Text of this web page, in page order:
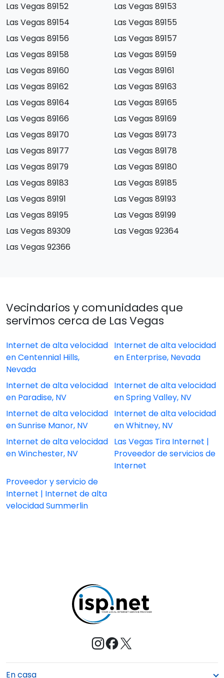
Las Vegas 89152
Las Vegas 89153
Las Vegas 89154
Las Vegas 89155
Las Vegas 89156
Las Vegas 89157
Las Vegas 89158
Las Vegas 89159
Las Vegas 89160
Las Vegas 89161
Las Vegas 89162
Las Vegas 89163
Las Vegas 89164
Las Vegas 89165
Las Vegas 89166
Las Vegas 89169
Las Vegas 89170
Las Vegas 89173
Las Vegas 89177
Las Vegas 89178
Las Vegas 89179
Las Vegas 89180
Las Vegas 89183
Las Vegas 89185
Las Vegas 89191
Las Vegas 89193
Las Vegas 89195
Las Vegas 89199
Las Vegas 89309
Las Vegas 92364
Las Vegas 92366
Vecindarios y comunidades que
servimos cerca de Las Vegas
Internet de alta velocidad
en Centennial Hills,
Nevada
Internet de alta velocidad
en Enterprise, Nevada
Internet de alta velocidad
en Paradise, NV
Internet de alta velocidad
en Spring Valley, NV
Internet de alta velocidad
en Sunrise Manor, NV
Internet de alta velocidad
en Whitney, NV
Internet de alta velocidad
en Winchester, NV
Las Vegas Tira Internet |
Proveedor de servicios de
Internet
Proveedor y servicio de
Internet | Internet de alta
velocidad Summerlin
En casa